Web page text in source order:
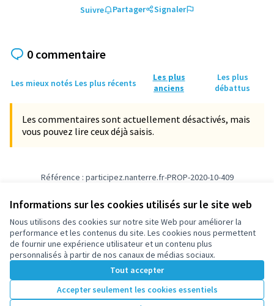
Informations sur les cookies utilisés sur le site web
Nous utilisons des cookies sur notre site Web pour améliorer la
performance et les contenus du site. Les cookies nous permettent
de fournir une expérience utilisateur et un contenu plus
personnalisés à partir de nos canaux de médias sociaux.
Tout accepter
Accepter seulement les cookies essentiels
Suivre Partager Signaler
0 commentaire
Les mieux notés Les plus récents
Les plus
anciens
Les plus
débattus
Les commentaires sont actuellement désactivés, mais
vous pouvez lire ceux déjà saisis.
Référence : participez.nanterre.fr-PROP-2020-10-409
Conditions d'utilisation
Paramètres des cookies
participez.nanterre.fr sur X
(Lien externe)
participez.nanterre.fr sur Facebook
participez.nanterre.fr sur Instagram
participez.nanterre.fr sur YouTube
(Lien externe)
participez.nanterre.fr sur GitHub
(Lien externe)
Licence
(Lien